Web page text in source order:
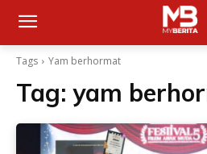
Tags Yam berhormat
Tag: yam